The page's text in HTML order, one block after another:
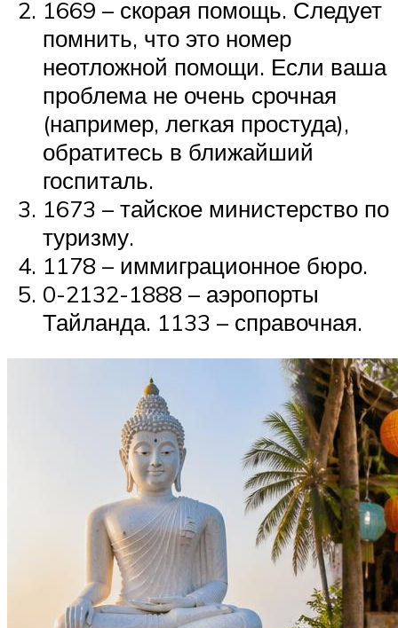
1669 – скорая помощь. Следует
помнить, что это номер
неотложной помощи. Если ваша
проблема не очень срочная
(например, легкая простуда),
обратитесь в ближайший
госпиталь.
1673 – тайское министерство по
туризму.
1178 – иммиграционное бюро.
0-2132-1888 – аэропорты
Тайланда. 1133 – справочная.